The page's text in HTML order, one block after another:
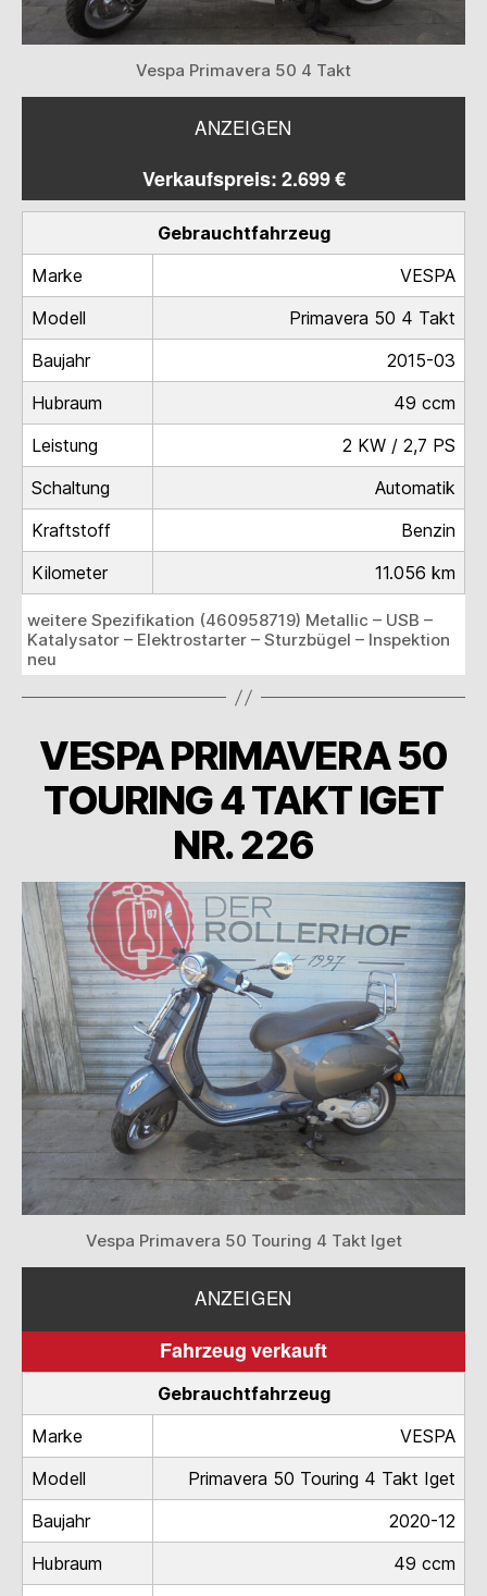
Vespa Primavera 50 4 Takt
ANZEIGEN
Verkaufspreis: 2.699 €
Gebrauchtfahrzeug
Marke
VESPA
Modell
Primavera 50 4 Takt
Baujahr
2015-03
Hubraum
49 ccm
Leistung
2 KW / 2,7 PS
Schaltung
Automatik
Kraftstoff
Benzin
Kilometer
11.056 km
weitere Spezifikation (460958719) Metallic – USB –
Katalysator – Elektrostarter – Sturzbügel – Inspektion
neu
VESPA PRIMAVERA 50
TOURING 4 TAKT IGET
NR. 226
Vespa Primavera 50 Touring 4 Takt Iget
ANZEIGEN
Fahrzeug verkauft
Gebrauchtfahrzeug
Marke
VESPA
Modell
Primavera 50 Touring 4 Takt Iget
Baujahr
2020-12
Hubraum
49 ccm